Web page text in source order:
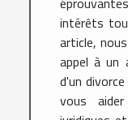
intérêts
article,
appel à un
d'un
vous